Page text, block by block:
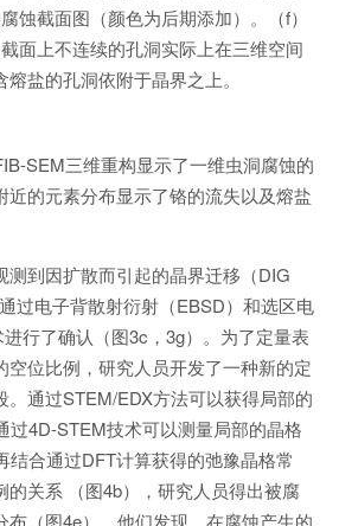
蚀截面图（颜色为后期添加）。（f）
面上不连续的孔洞实际上在三维空间
盐的孔洞依附于晶界之上。
SEM三维重构显示了一维虫洞腐蚀的
近的元素分布显示了铬的流失以及熔盐
测到因扩散而引起的晶界迁移（DIG
过电子背散射衍射（EBSD）和选区电
行了确认（图3c，3g）。为了定量表
空位比例，研究人员开发了一种新的定
。通过STEM/EDX方法可以获得局部的
过4D-STEM技术可以测量局部的晶格
结合通过DFT计算获得的弛豫晶格常
的关系 （图4b），研究人员得出被腐
布（图4e）。他们发现，在腐蚀产生的